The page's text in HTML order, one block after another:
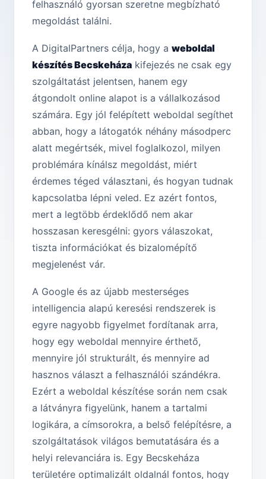
felhasználó gyorsan szeretne megbízható
megoldást találni.
A DigitalPartners célja, hogy a weboldal
készítés Becskeháza kifejezés ne csak egy
szolgáltatást jelentsen, hanem egy
átgondolt online alapot is a vállalkozásod
számára. Egy jól felépített weboldal segíthet
abban, hogy a látogatók néhány másodperc
alatt megértsék, mivel foglalkozol, milyen
problémára kínálsz megoldást, miért
érdemes téged választani, és hogyan tudnak
kapcsolatba lépni veled. Ez azért fontos,
mert a legtöbb érdeklődő nem akar
hosszasan keresgélni: gyors válaszokat,
tiszta információkat és bizalomépítő
megjelenést vár.
A Google és az újabb mesterséges
intelligencia alapú keresési rendszerek is
egyre nagyobb figyelmet fordítanak arra,
hogy egy weboldal mennyire érthető,
mennyire jól strukturált, és mennyire ad
hasznos választ a felhasználói szándékra.
Ezért a weboldal készítése során nem csak
a látványra figyelünk, hanem a tartalmi
logikára, a címsorokra, a belső felépítésre, a
szolgáltatások világos bemutatására és a
helyi relevanciára is. Egy Becskeháza
területére optimalizált oldalnál fontos, hogy